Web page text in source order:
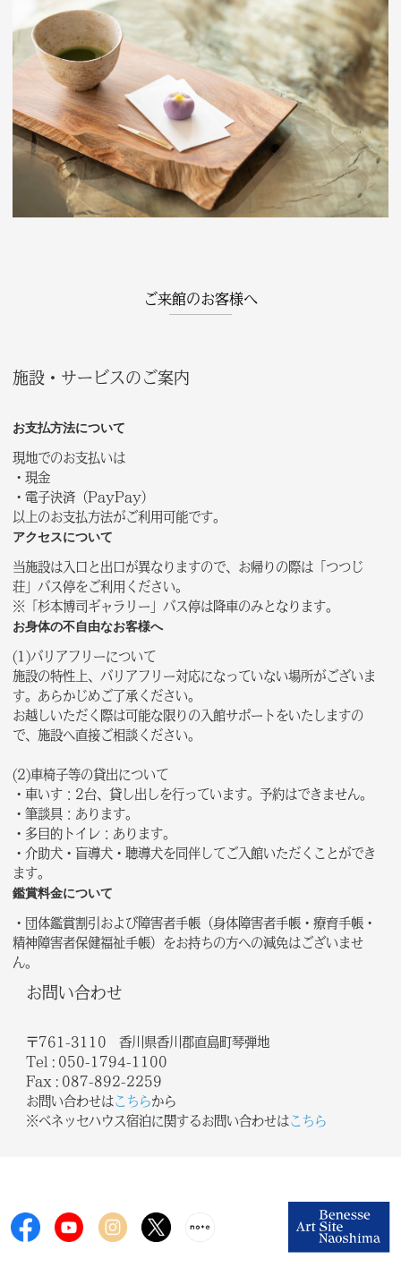
ご来館のお客様へ
施設・サービスのご案内
お支払方法について
現地でのお支払いは
・現金
・電子決済（PayPay）
以上のお支払方法がご利用可能です。
アクセスについて​
当施設は入口と出口が異なりますので、​お帰りの際は「つつじ
荘」バス停をご利用ください。​
※「杉本博司ギャラリー」バス停は降車のみとなります。
お身体の不自由なお客様へ
(1)バリアフリーについて
施設の特性上、バリアフリー対応になっていない場所がございま
す。あらかじめご了承ください。
お越しいただく際は可能な限りの入館サポートをいたしますの
で、施設へ直接ご相談ください。
(2)車椅子等の貸出について
・車いす：2台、貸し出しを行っています。予約はできません。
・筆談具：あります。
・多目的トイレ：あります。
・介助犬・盲導犬・聴導犬を同伴してご入館いただくことができ
ます。
鑑賞料金について
・団体鑑賞割引および障害者手帳（身体障害者手帳・療育手帳・
精神障害者保健福祉手帳）をお持ちの方への減免はございませ
ん。
お問い合わせ
〒761-3110 香川県香川郡直島町琴弾地
Tel : 050-1794-1100
Fax : 087-892-2259
お問い合わせはこちらから
※ベネッセハウス宿泊に関するお問い合わせはこちら